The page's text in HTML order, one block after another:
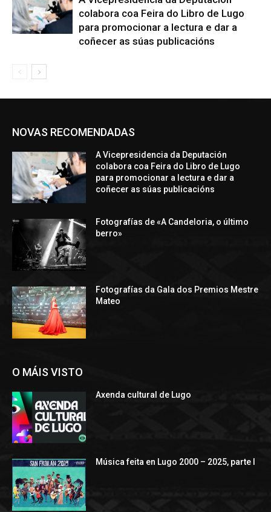
colabora coa Feira do Libro de Lugo
para promocionar a lectura e dar a
coñecer as súas publicacións
NOVAS RECOMENDADAS
A Vicepresidencia da Deputación
colabora coa Feira do Libro de Lugo
para promocionar a lectura e dar a
coñecer as súas publicacións
Fotografías de «A Candeloria, o último
berro»
Fotografías da Gala dos Premios Mestre
Mateo
O MÁIS VISTO
Axenda cultural de Lugo
Música feita en Lugo 2000 – 2025, parte I